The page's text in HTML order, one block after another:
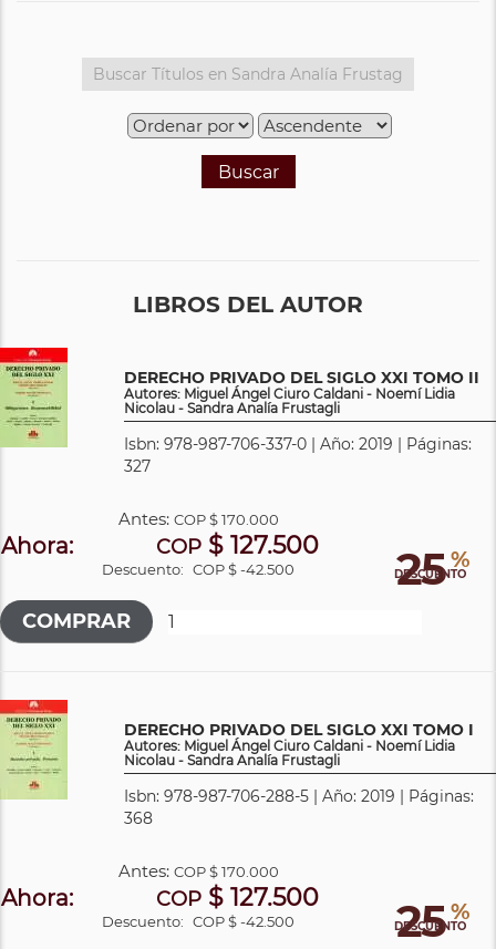
Buscar
LIBROS DEL AUTOR
DERECHO PRIVADO DEL SIGLO XXI TOMO II
Autores: Miguel Ángel Ciuro Caldani - Noemí Lidia
Nicolau - Sandra Analía Frustagli
Isbn: 978-987-706-337-0 | Año: 2019 | Páginas:
327
25 %
DESCUENTO
Antes: COP$ 170.000
Ahora: COP$ 127.500
Descuento: COP $ -42.500
DERECHO PRIVADO DEL SIGLO XXI TOMO I
Autores: Miguel Ángel Ciuro Caldani - Noemí Lidia
Nicolau - Sandra Analía Frustagli
Isbn: 978-987-706-288-5 | Año: 2019 | Páginas:
368
25 %
DESCUENTO
Antes: COP$ 170.000
Ahora: COP$ 127.500
Descuento: COP $ -42.500